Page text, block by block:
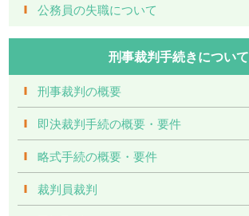
公務員の失職について
刑事裁判手続きについて
刑事裁判の概要
即決裁判手続の概要・要件
略式手続の概要・要件
裁判員裁判